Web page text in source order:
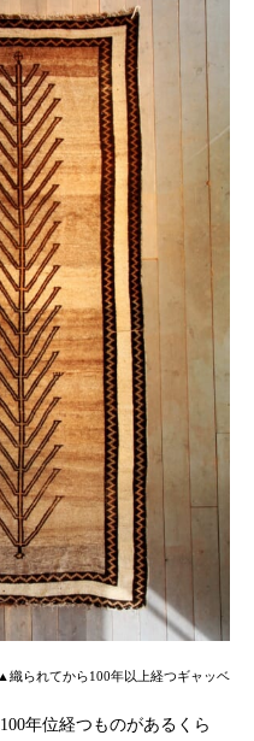
▲織られてから100年以上経つギャッベ
年位経つものがあるくら